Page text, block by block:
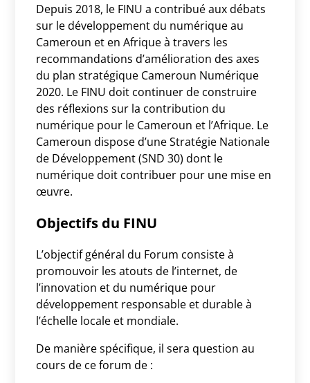
Depuis 2018, le FINU a contribué aux débats
sur le développement du numérique au
Cameroun et en Afrique à travers les
recommandations d’amélioration des axes
du plan stratégique Cameroun Numérique
2020. Le FINU doit continuer de construire
des réflexions sur la contribution du
numérique pour le Cameroun et l’Afrique. Le
Cameroun dispose d’une Stratégie Nationale
de Développement (SND 30) dont le
numérique doit contribuer pour une mise en
œuvre.
Objectifs du FINU
L’objectif général du Forum consiste à
promouvoir les atouts de l’internet, de
l’innovation et du numérique pour
développement responsable et durable à
l’échelle locale et mondiale.
De manière spécifique, il sera question au
cours de ce forum de :